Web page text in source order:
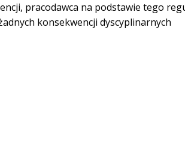
pracodawca na podstawie tego
konsekwencji dyscyplinarnych